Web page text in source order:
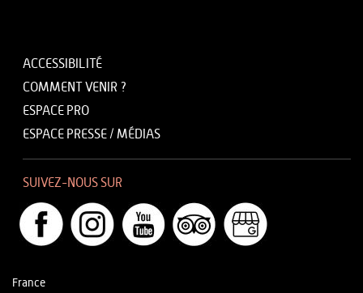
ACCESSIBILITÉ
COMMENT VENIR ?
ESPACE PRO
ESPACE PRESSE / MÉDIAS
SUIVEZ-NOUS SUR
France